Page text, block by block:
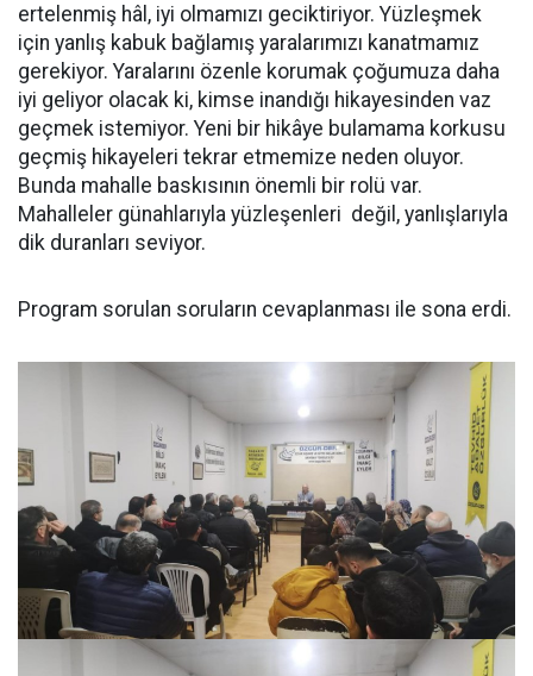
ertelenmiş hâl, iyi olmamızı geciktiriyor. Yüzleşmek
için yanlış kabuk bağlamış yaralarımızı kanatmamız
gerekiyor. Yaralarını özenle korumak çoğumuza daha
iyi geliyor olacak ki, kimse inandığı hikayesinden vaz
geçmek istemiyor. Yeni bir hikâye bulamama korkusu
geçmiş hikayeleri tekrar etmemize neden oluyor.
Bunda mahalle baskısının önemli bir rolü var.
Mahalleler günahlarıyla yüzleşenleri değil, yanlışlarıyla
dik duranları seviyor.
Program sorulan soruların cevaplanması ile sona erdi.